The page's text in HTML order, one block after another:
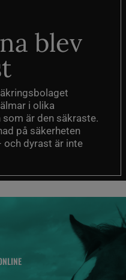
blev
i olika
är den säkraste.
på säkerheten
och dyrast är inte